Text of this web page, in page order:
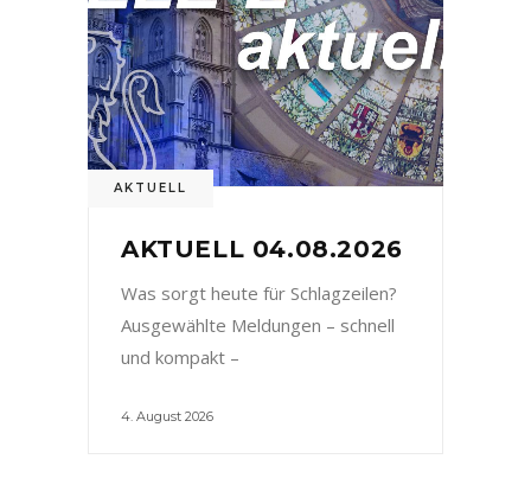
AKTUELL
AKTUELL 04.08.2026
Was sorgt heute für Schlagzeilen?
Ausgewählte Meldungen – schnell
und kompakt –
4. August 2026